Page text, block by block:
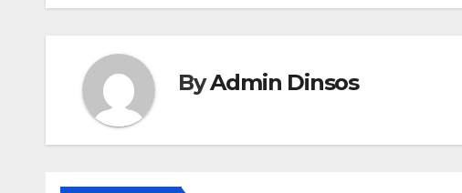
ByAdmin Dinsos